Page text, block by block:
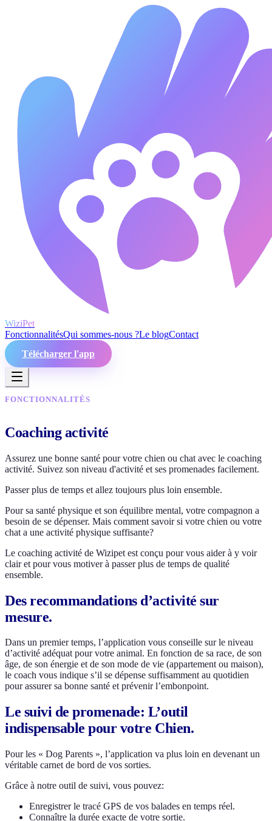
WiziPet
FonctionnalitésQui sommes-nous ?Le blogContact
Télécharger l'app
FONCTIONNALITÉS
Coaching activité
Assurez une bonne santé pour votre chien ou chat avec le coaching
activité. Suivez son niveau d'activité et ses promenades facilement.
Passer plus de temps et allez toujours plus loin ensemble.
Pour sa santé physique et son équilibre mental, votre compagnon a
besoin de se dépenser. Mais comment savoir si votre chien ou votre
chat a une activité physique suffisante?
Le coaching activité de Wizipet est conçu pour vous aider à y voir
clair et pour vous motiver à passer plus de temps de qualité
ensemble.
Des recommandations d’activité sur
mesure.
Dans un premier temps, l’application vous conseille sur le niveau
d’activité adéquat pour votre animal. En fonction de sa race, de son
âge, de son énergie et de son mode de vie (appartement ou maison),
le coach vous indique s’il se dépense suffisamment au quotidien
pour assurer sa bonne santé et prévenir l’embonpoint.
Le suivi de promenade: L’outil
indispensable pour votre Chien.
Pour les « Dog Parents », l’application va plus loin en devenant un
véritable carnet de bord de vos sorties.
Grâce à notre outil de suivi, vous pouvez:
Enregistrer le tracé GPS de vos balades en temps réel.
Connaître la durée exacte de votre sortie.